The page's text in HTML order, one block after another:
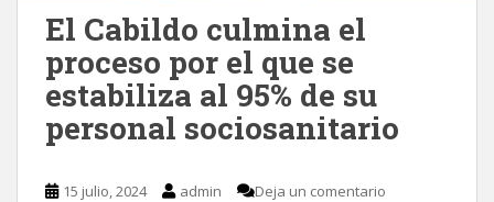
El Cabildo culmina el
proceso por el que se
estabiliza al 95% de su
personal sociosanitario
15 julio, 2024 admin Deja un comentario